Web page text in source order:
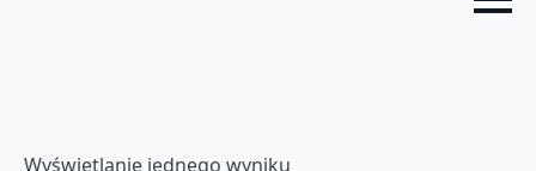
Wyświetlanie jednego wyniku